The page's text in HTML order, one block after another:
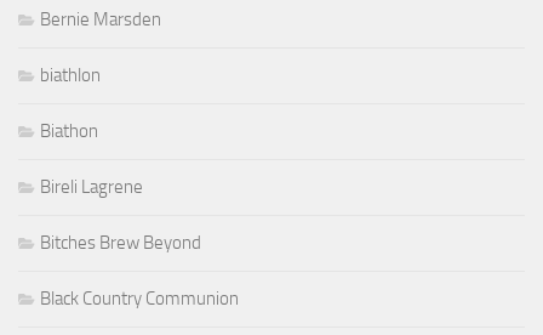
Bernie Marsden
biathlon
Biathon
Bireli Lagrene
Bitches Brew Beyond
Black Country Communion